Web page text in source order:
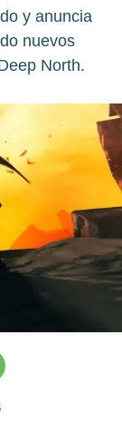
y anuncia
nuevos
North.